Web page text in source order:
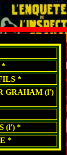
*
*
GRAHAM (l')
(l') *
*